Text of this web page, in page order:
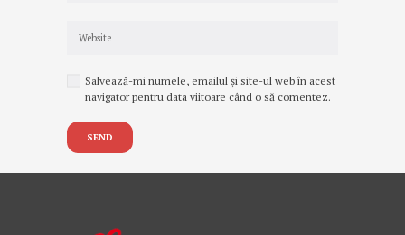
Salvează-mi numele, emailul și site-ul web în acest
navigator pentru data viitoare când o să comentez.